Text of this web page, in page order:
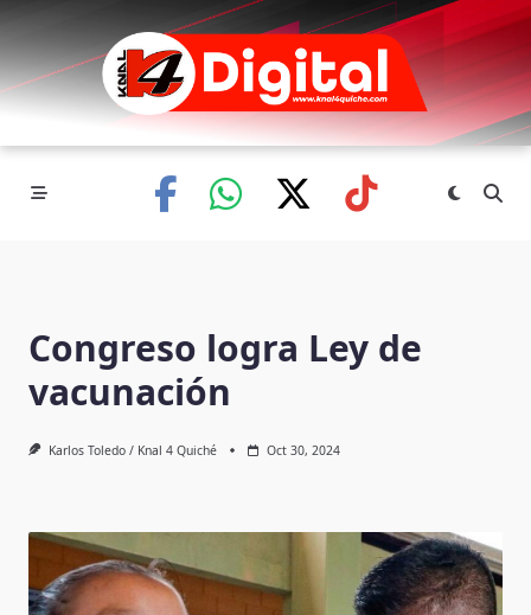
Skip
content
Congreso logra Ley de
vacunación
Karlos Toledo / Knal 4 Quiché Oct 30, 2024